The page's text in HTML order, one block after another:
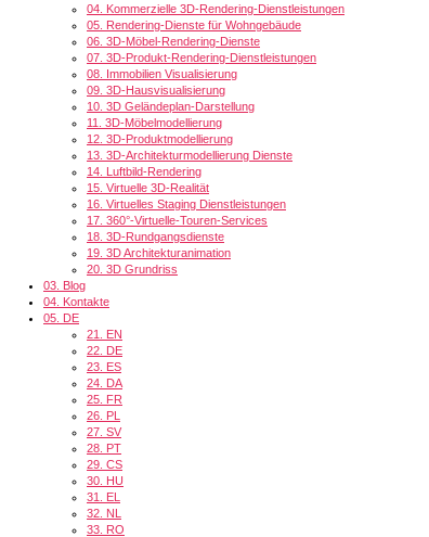
04. Kommerzielle 3D-Rendering-Dienstleistungen
05. Rendering-Dienste für Wohngebäude
06. 3D-Möbel-Rendering-Dienste
07. 3D-Produkt-Rendering-Dienstleistungen
08. Immobilien Visualisierung
09. 3D-Hausvisualisierung
10. 3D Geländeplan-Darstellung
11. 3D-Möbelmodellierung
12. 3D-Produktmodellierung
13. 3D-Architekturmodellierung Dienste
14. Luftbild-Rendering
15. Virtuelle 3D-Realität
16. Virtuelles Staging Dienstleistungen
17. 360°-Virtuelle-Touren-Services
18. 3D-Rundgangsdienste
19. 3D Architekturanimation
20. 3D Grundriss
03. Blog
04. Kontakte
05. DE
21. EN
22. DE
23. ES
24. DA
25. FR
26. PL
27. SV
28. PT
29. CS
30. HU
31. EL
32. NL
33. RO